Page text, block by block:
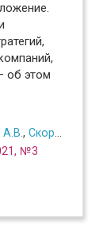
об этом
, Скоробогатых И.И.
№3